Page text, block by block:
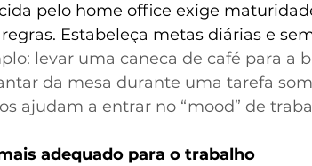
pelo home office exige
Estabeleça metas diárias e
levar uma caneca de café para a
da mesa durante uma tarefa
ajudam a entrar no “mood” de
adequado para o trabalho